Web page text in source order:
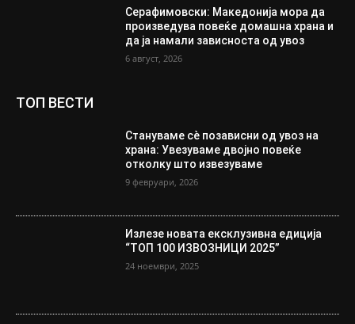
Серафимовски: Македонија мора да
произведува повеќе домашна храна и
да ја намали зависноста од увоз
6 август, 2026
ТОП ВЕСТИ
Стануваме сè позависни од увоз на
храна: Увезуваме двојно повеќе
отколку што извезуваме
9 февруари, 2026
Излезе новата ексклузивна едиција
“ТОП 100 ИЗВОЗНИЦИ 2025”
24 ноември, 2025